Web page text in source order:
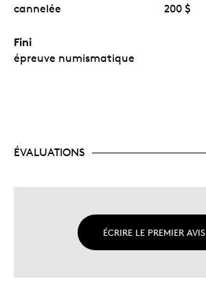
cannelée 200 $
Fini
épreuve numismatique
ÉVALUATIONS
ÉCRIRE LE PREMIER AVIS